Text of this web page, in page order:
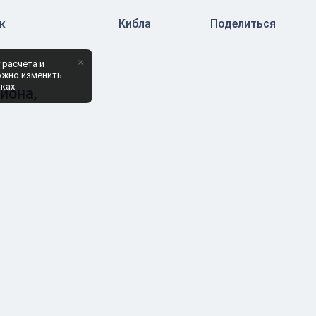
и
изменить
×
Кибла Поделиться